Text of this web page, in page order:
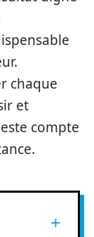
chaque
et
compte